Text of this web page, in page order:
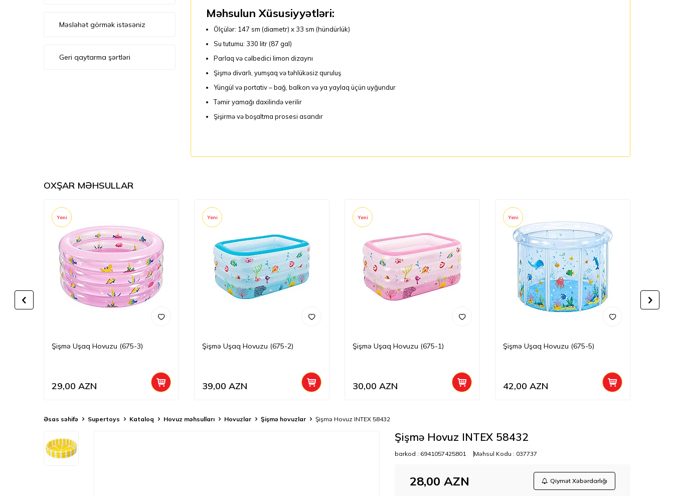
Məsləhət görmək istəsəniz
Geri qaytarma şərtləri
Məhsulun Xüsusiyyətləri:
Ölçülər: 147 sm (diametr) x 33 sm (hündürlük)
Su tutumu: 330 litr (87 gal)
Parlaq və cəlbedici limon dizaynı
Şişmə divarlı, yumşaq və təhlükəsiz quruluş
Yüngül və portativ – bağ, balkon və ya yaylaq üçün uyğundur
Təmir yamağı daxilində verilir
Şişirmə və boşaltma prosesi asandır
OXŞAR MƏHSULLAR
Yeni
Şişmə Uşaq Hovuzu (675-3)
29,00 AZN
Yeni
Şişmə Uşaq Hovuzu (675-2)
39,00 AZN
Yeni
Şişmə Uşaq Hovuzu (675-1)
30,00 AZN
Yeni
Şişmə Uşaq Hovuzu (675-5)
42,00 AZN
Əsas səhifə Supertoys Kataloq Hovuz məhsulları Hovuzlar Şişmə hovuzlar Şişmə Hovuz INTEX 58432
Şişmə Hovuz INTEX 58432
barkod : 6941057425801 Məhsul Kodu : 037737
28,00 AZN Qiymət Xəbərdarlığı